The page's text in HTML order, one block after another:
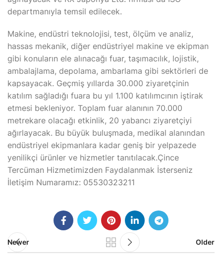
departmanıyla temsil edilecek.
Makine, endüstri teknolojisi, test, ölçüm ve analiz,
hassas mekanik, diğer endüstriyel makine ve ekipman
gibi konuların ele alınacağı fuar, taşımacılık, lojistik,
ambalajlama, depolama, ambarlama gibi sektörleri de
kapsayacak. Geçmiş yıllarda 30.000 ziyaretçinin
katılım sağladığı fuara bu yıl 1.100 katılımcının iştirak
etmesi bekleniyor. Toplam fuar alanının 70.000
metrekare olacağı etkinlik, 20 yabancı ziyaretçiyi
ağırlayacak. Bu büyük buluşmada, medikal alanından
endüstriyel ekipmanlara kadar geniş bir yelpazede
yenilikçi ürünler ve hizmetler tanıtılacak.Çince
Tercüman Hizmetimizden Faydalanmak İsterseniz
İletişim Numaramız: 05530323211
Newer Older